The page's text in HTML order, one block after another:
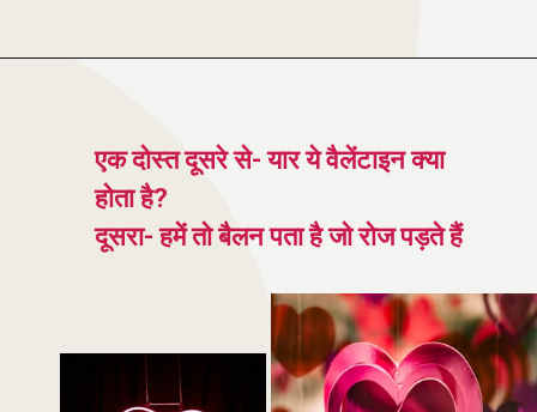
एक दोस्त दूसरे से- यार ये वैलेंटाइन क्या
होता है?
दूसरा- हमें तो बैलन पता है जो रोज पड़ते हैं